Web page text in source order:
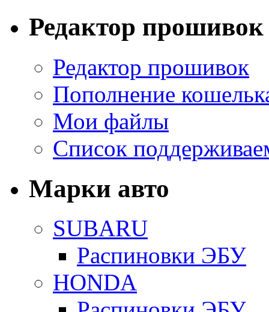
Редактор прошивок
Редактор прошивок
Пополнение
Мои файлы
Список
Марки авто
SUBARU
Распиновки ЭБУ
HONDA